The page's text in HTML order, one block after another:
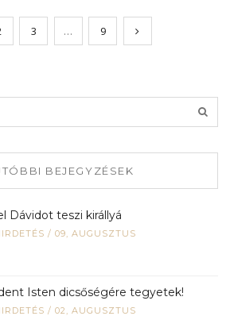
3 … 9
BEJEGYZÉSEK
Dávidot teszi királlyá
/ 09, AUGUSZTUS
Isten dicsőségére tegyetek!
/ 02, AUGUSZTUS